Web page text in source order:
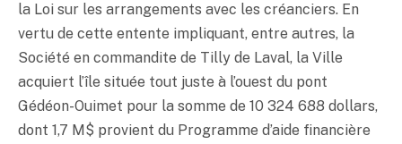
la Loi sur les arrangements avec les créanciers. En
vertu de cette entente impliquant, entre autres, la
Société en commandite de Tilly de Laval, la Ville
acquiert l’île située tout juste à l’ouest du pont
Gédéon-Ouimet pour la somme de 10 324 688 dollars,
dont 1,7 M$ provient du Programme d’aide financière